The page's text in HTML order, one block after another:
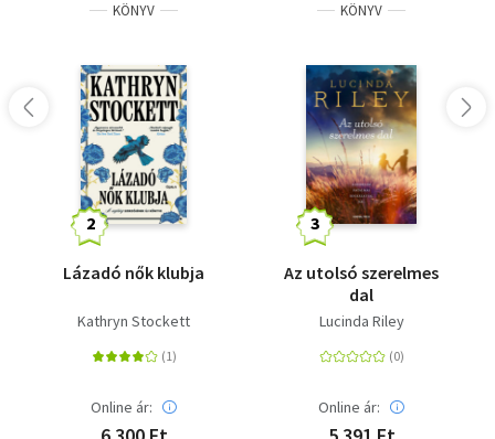
KÖNYV
Lázadó nők klubja
Kathryn Stockett
Online ár:
KÖNYV
Az utolsó szerelmes
dal
Lucinda Riley
Online ár: